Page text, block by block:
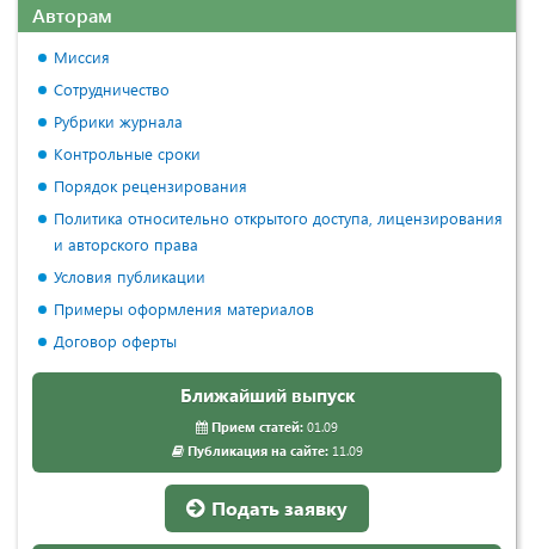
Авторам
Миссия
Сотрудничество
Рубрики журнала
Контрольные сроки
Порядок рецензирования
Политика относительно открытого доступа, лицензирования
и авторского права
Условия публикации
Примеры оформления материалов
Договор оферты
Ближайший выпуск
Прием статей: 01.09
Публикация на сайте:11.09
Подать заявку